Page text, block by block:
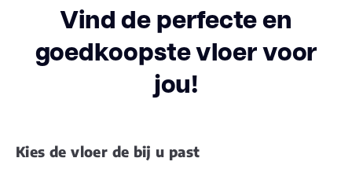
Warmtedoorlaatweerstand
(m² K/W)
Vind de perfecte en
goedkoopste vloer voor
jou!
Kies de vloer de bij u past